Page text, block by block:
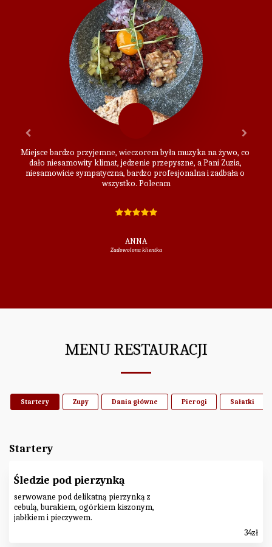
Miejsce bardzo przyjemne, wieczorem była muzyka na żywo, co
dało niesamowity klimat, jedzenie przepyszne, a Pani Zuzia,
niesamowicie sympatyczna, bardzo profesjonalna i zadbała o
wszystko. Polecam
ANNA
Zadowolona klientka
MENU RESTAURACJI
Startery Zupy Dania główne Pierogi Sałatki
Startery
Śledzie pod pierzynką
serwowane pod delikatną pierzynką z
cebulą, burakiem, ogórkiem kiszonym,
jabłkiem i pieczywem.
34zł